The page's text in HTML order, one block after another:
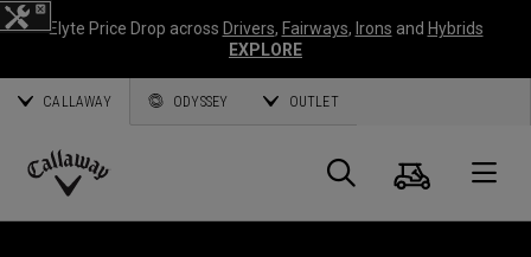
Elyte Price Drop across Drivers, Fairways, Irons and Hybrids
EXPLORE
CALLAWAY ODYSSEY OUTLET
Callaway
Panier